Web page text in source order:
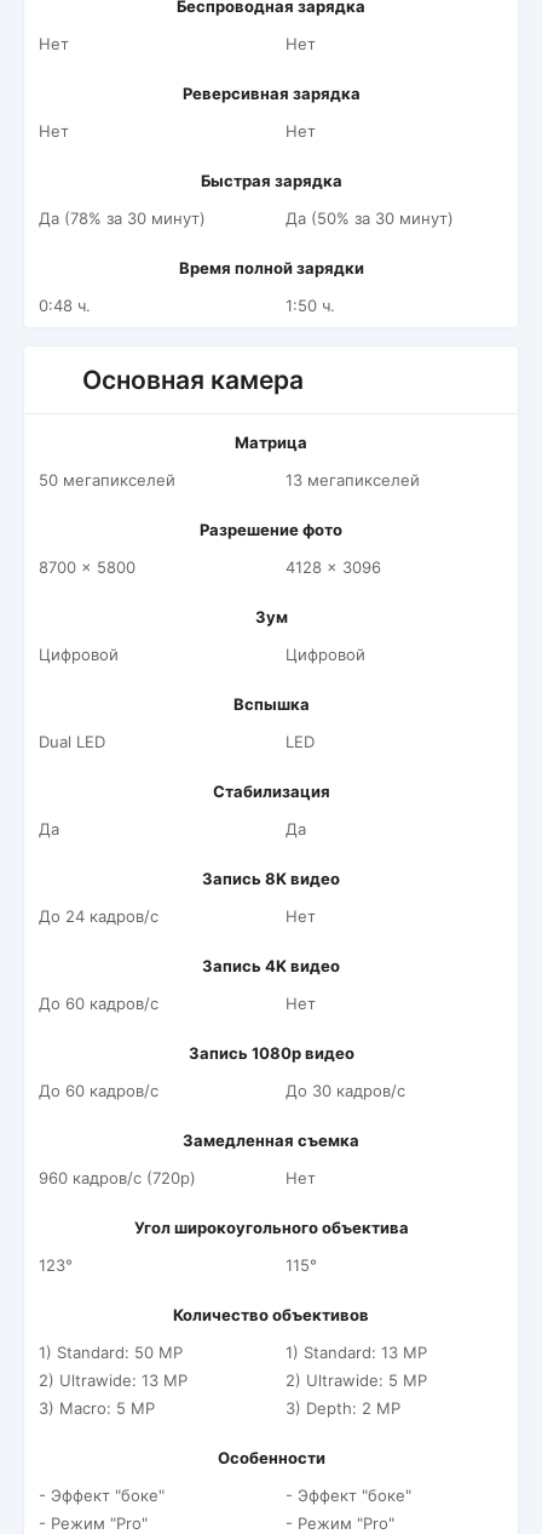
Беспроводная зарядка
Нет
Нет
Реверсивная зарядка
Нет
Нет
Быстрая зарядка
Да (78% за 30 минут)
Да (50% за 30 минут)
Время полной зарядки
0:48 ч.
1:50 ч.
Основная камера
Матрица
50 мегапикселей
13 мегапикселей
Разрешение фото
8700 x 5800
4128 x 3096
Зум
Цифровой
Цифровой
Вспышка
Dual LED
LED
Стабилизация
Да
Да
Запись 8K видео
До 24 кадров/c
Нет
Запись 4K видео
До 60 кадров/c
Нет
Запись 1080p видео
До 60 кадров/c
До 30 кадров/c
Замедленная съемка
960 кадров/c (720p)
Нет
Угол широкоугольного объектива
123°
115°
Количество объективов
1) Standard: 50 MP
2) Ultrawide: 13 MP
3) Macro: 5 MP
1) Standard: 13 MP
2) Ultrawide: 5 MP
3) Depth: 2 MP
Особенности
- Эффект "боке"
- Режим "Pro"
- Эффект "боке"
- Режим "Pro"